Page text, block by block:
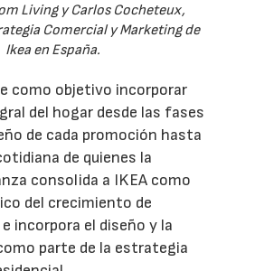
Living y Carlos Cocheteux,
Comercial y Marketing de
Ikea en España.
como objetivo incorporar
del hogar desde las fases
de cada promoción hasta
de quienes la
consolida a IKEA como
del crecimiento de
incorpora el diseño y la
parte de la estrategia